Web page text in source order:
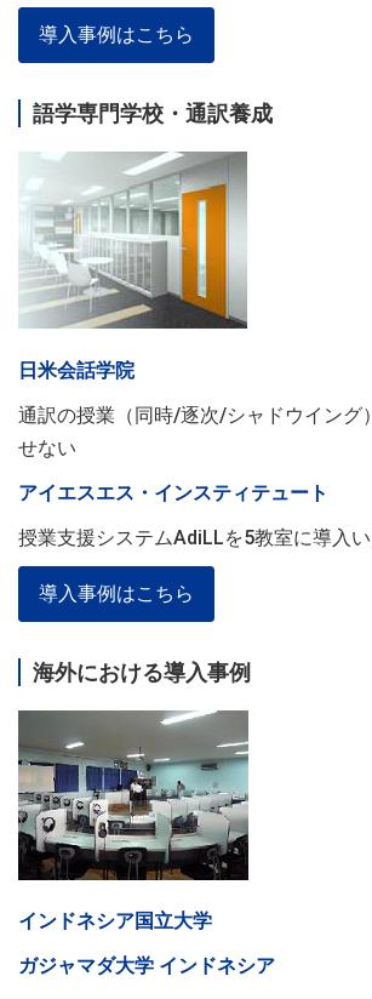
導入事例はこちら
語学専門学校・通訳養成
日米会話学院
通訳の授業（同時/逐次/シャドウイング
せない
アイエスエス・インスティテュート
授業支援システムAdiLLを5教室に導入い
導入事例はこちら
海外における導入事例
インドネシア国立大学
ガジャマダ大学 インドネシア